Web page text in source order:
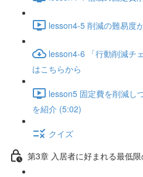
lesson4-5 削減の難易度
lesson4-6 「行動削減チ
はこちらから
lesson5 固定費を削減し
を紹介 (5:02)
クイズ
第3章 入居者に好まれる最低